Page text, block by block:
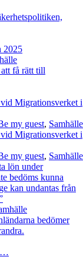
2025
få rätt till
Migrationsverket i
my guest, Samhälle
Migrationsverket i
my guest, Samhälle
lön under
bedöms kunna
kan undantas från
bedömer